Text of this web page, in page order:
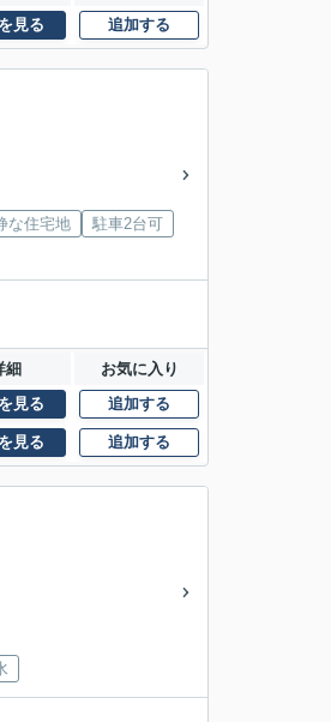
見る 追加する
な住宅地
駐車2台可
細 お気に入り
見る 追加する
見る 追加する